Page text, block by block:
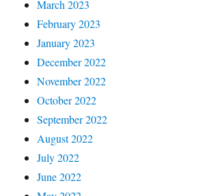
March 2023
February 2023
January 2023
December 2022
November 2022
October 2022
September 2022
August 2022
July 2022
June 2022